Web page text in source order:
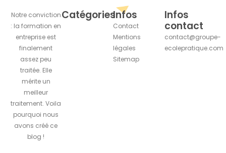
Notre conviction
: la formation en
entreprise est
finalement
assez peu
traitée. Elle
mérite un
meilleur
traitement. Voila
pourquoi nous
avons créé ce
blog !
CatégoriesInfos
Contact
Mentions
légales
Sitemap
Infos
contact
contact@groupe-
ecolepratique.com